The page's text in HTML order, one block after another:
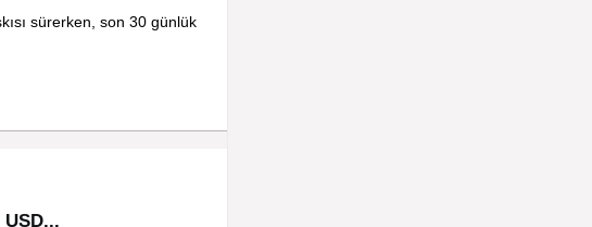
sürerken, son 30 günlük